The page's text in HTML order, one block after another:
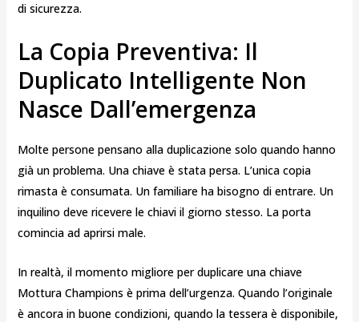
di sicurezza.
La Copia Preventiva: Il
Duplicato Intelligente Non
Nasce Dall’emergenza
Molte persone pensano alla duplicazione solo quando hanno
già un problema. Una chiave è stata persa. L’unica copia
rimasta è consumata. Un familiare ha bisogno di entrare. Un
inquilino deve ricevere le chiavi il giorno stesso. La porta
comincia ad aprirsi male.
In realtà, il momento migliore per duplicare una chiave
Mottura Champions è prima dell’urgenza. Quando l’originale
è ancora in buone condizioni, quando la tessera è disponibile,